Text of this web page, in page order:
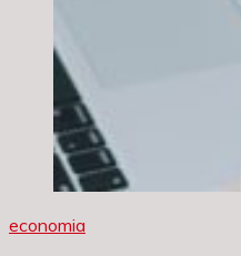
economia